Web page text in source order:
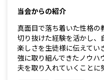
当会からの紹介
真面目で落ち着いた性格の
切り抜けた経験を活かし、
楽しさを生徒様に伝えてい
強に取り組んできたノウハ
夫を取り入れていくことに